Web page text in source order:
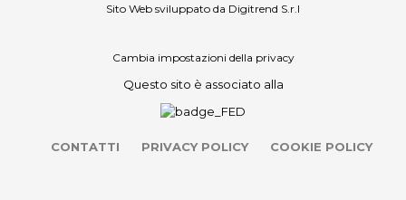
Sito Web sviluppato da Digitrend S.r.l
Cambia impostazioni della privacy
Questo sito è associato alla
CONTATTI PRIVACY POLICY COOKIE POLICY